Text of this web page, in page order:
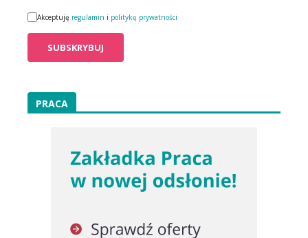
Akceptuję regulamin i politykę prywatności
PRACA